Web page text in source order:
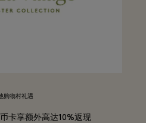
购物村礼遇
卡享额外高达10%返现